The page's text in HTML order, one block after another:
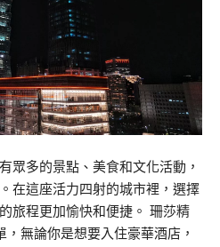
眾多的景點、美食和文化活動，
在這座活力四射的城市裡，選擇
旅程更加愉快和便捷。 珊莎精
無論你是想要入住豪華酒店，